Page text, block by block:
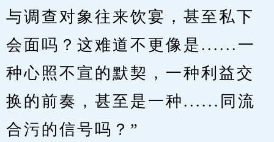
与调查对象往来饮宴，甚至私下
会面吗？这难道不更像是......一
种心照不宣的默契，一种利益交
换的前奏，甚至是一种......同流
合污的信号吗？”